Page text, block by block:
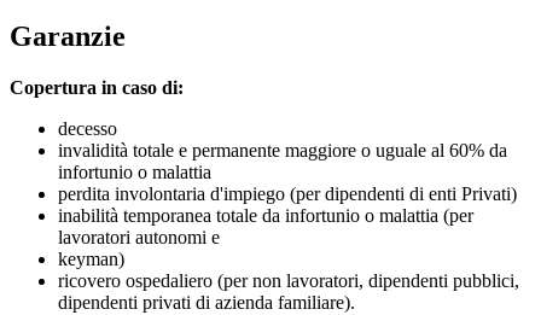
Garanzie
Copertura in caso di:
decesso
invalidità totale e permanente maggiore o uguale al 60% da
infortunio o malattia
perdita involontaria d'impiego (per dipendenti di enti Privati)
inabilità temporanea totale da infortunio o malattia (per
lavoratori autonomi e
keyman)
ricovero ospedaliero (per non lavoratori, dipendenti pubblici,
dipendenti privati di azienda familiare).